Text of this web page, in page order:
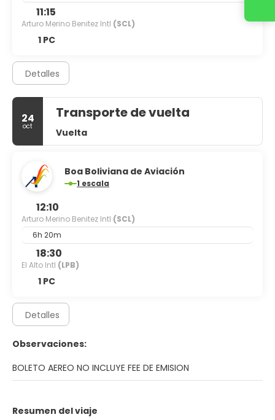
11:15
Arturo Merino Benitez Intl (SCL)
1 PC
Detalles
24
oct
Transporte de vuelta
Vuelta
Boa Boliviana de Aviación
1 escala
12:10
Arturo Merino Benitez Intl (SCL)
6h 20m
18:30
El Alto Intl (LPB)
1 PC
Detalles
Observaciones:
BOLETO AEREO NO INCLUYE FEE DE EMISION
Resumen del viaje
Contacta con nosotros